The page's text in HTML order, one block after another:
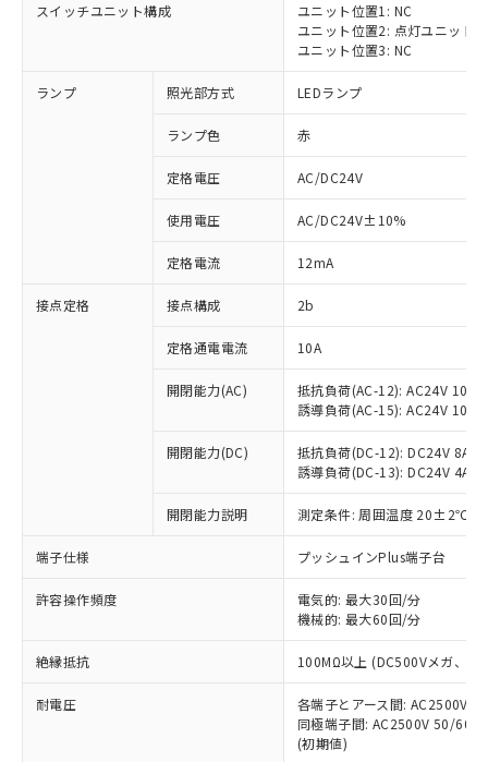
スイッチユニット構成
ユニット位置1: NC
ユニット位置2: 点灯ユニット
ユニット位置3: NC
ランプ 照光部方式 LEDランプ
ランプ色 赤
定格電圧 AC/DC24V
使用電圧 AC/DC24V±10%
定格電流 12mA
接点定格 接点構成 2b
定格通電電流 10A
開閉能力(AC)
抵抗負荷(AC-12): AC24V 10A/
誘導負荷(AC-15): AC24V
開閉能力(DC)
抵抗負荷(DC-12): DC24V 8A/
誘導負荷(DC-13): DC24V 4A/
開閉能力説明 測定条件: 周囲温度 20±2℃、
端子仕様 プッシュインPlus端子台
許容操作頻度
電気的: 最大30回/分
機械的: 最大60回/分
絶縁抵抗 100MΩ以上 (DC500Vメガ、点
耐電圧
各端子とアース間: AC2500V
同極端子間: AC2500V 50/
(初期値)
ご利用条件
以下の条件をお読みいただき、同意のうえ
ご利用ください。
本サービスは、当社制御機器事業取扱
商品の当社在庫状況および標準価格
(税抜)を提供させていただくもので
当社制御機器事業取扱商品の中には、
本サービスの対象外となる商品もある
ことをご了承ください。
在庫状況および標準価格照会結果は、
記載している更新日時点での社内デー
タに基づき作成されるものであり、閲
覧された時点での実際の在庫および標
準価格とは異なる場合があることをご
※1 対応状況
対応済み：EU RoHS指令（10物質）の
非含有に対応した製品が提供可能な商品で
す。
対応予定：EU RoHS指令（10物質）の非含
有に対応した製品に切り替える予定のある
対応予定なし：EU RoHS指令（10物質）の
非含有に非対応の商品で、対応品を出す予
定はありません。
調査・確認中：EU RoHS指令（10物質）の
非含有の対応状況を調査中または確認中の
非該当品：ライセンス料など無形物で、有
害物質有無と関係のない商品です。
仕入先様の事情により、非含有部品として
いたものが、含有品と判明した場合などや
むを得ず変更することがあります。
六価クロム(Cr(Ⅵ)) 1000ppm以下、ポリ臭化ビフェニル
類(PBB) 1000ppm以下、ポリ臭化ジフェニルエーテル類
「○」：最大均質材料含有率が中国RoHSの
基準値以下であることを示します。
「×」：最大均質材料含有率が中国RoHSの
基準値を超えていることを示します。
「－」：未確認です。当社販売部門へお問
*中国RoHS10物質の基準値 (GB/T26572)：
Pb(鉛) :1000ppm、 Hg(水銀) : 1000ppm、 Cd(カドミウ
Cr(Ⅵ)(六価クロム) : 1000ppm、 PBBs(ポリ臭化ビフェ
当社は、これら貴社製品のうち、外国
為替および外国貿易法に定める商品
（以下｢規制貨物等」という）を輸出
または国外への提供する場合は、日本
国政府の輸出許可(または役務取引許
可)を取得するなどの必要な手続きを